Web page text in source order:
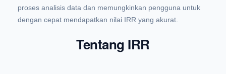
proses analisis data dan memungkinkan pengguna untuk
dengan cepat mendapatkan nilai IRR yang akurat.
Tentang IRR